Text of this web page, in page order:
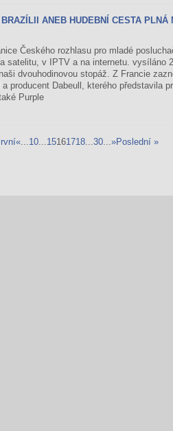
ANEB HUDEBNÍ CESTA PLNÁ
Českého rozhlasu pro mladé
satelitu, v IPTV a na internetu. vysíláno
dvouhodinovou stopáž. Z Francie
producent Dabeull, kterého představila
Purple
«...10...15161718...30...»Poslední »